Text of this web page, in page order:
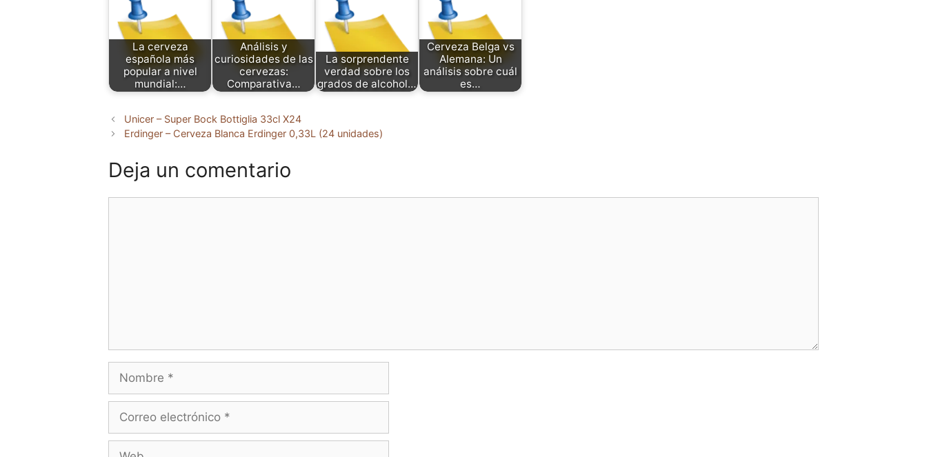
La cerveza
española más
popular a nivel
mundial:…
Análisis y
curiosidades de las
cervezas:
Comparativa…
La sorprendente
verdad sobre los
grados de alcohol…
Cerveza Belga vs
Alemana: Un
análisis sobre cuál
es…
Unicer – Super Bock Bottiglia 33cl X24
Erdinger – Cerveza Blanca Erdinger 0,33L (24 unidades)
Deja un comentario
electrónico